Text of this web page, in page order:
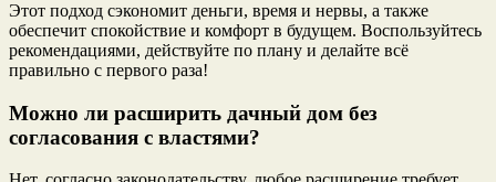
Этот подход сэкономит деньги, время и нервы, а также
обеспечит спокойствие и комфорт в будущем. Воспользуйтесь
рекомендациями, действуйте по плану и делайте всё
правильно с первого раза!
Можно ли расширить дачный дом без
согласования с властями?